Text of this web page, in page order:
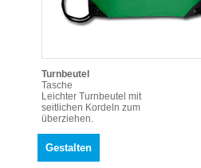
Turnbeutel
Tasche
Leichter Turnbeutel mit
seitlichen Kordeln zum
überziehen.